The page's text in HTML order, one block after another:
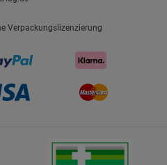
Verpackungslizenzierung